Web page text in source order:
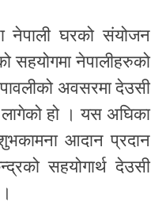
नेपाली घरको संयोजन
सहयोगमा नेपालीहरुको
अवसरमा देउसी
हो । यस अघिका
आदान प्रदान
सहयोगार्थ देउसी